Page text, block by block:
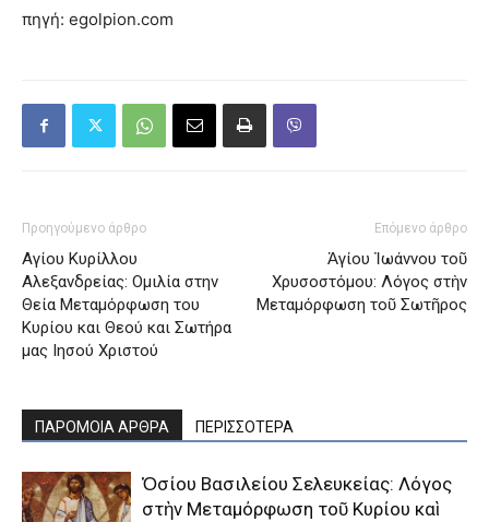
πηγή: egolpion.com
Προηγούμενο άρθρο
Αγίου Κυρίλλου
Αλεξανδρείας: Ομιλία στην
Θεία Μεταμόρφωση του
Κυρίου και Θεού και Σωτήρα
μας Ιησού Χριστού
Επόμενο άρθρο
Ἁγίου Ἰωάννου τοῦ
Χρυσοστόμου: Λόγος στὴν
Μεταμόρφωση τοῦ Σωτῆρος
ΠΑΡΟΜΟΙΑ ΑΡΘΡΑ ΠΕΡΙΣΣΟΤΕΡΑ
Ὁσίου Βασιλείου Σελευκείας: Λόγος
στὴν Μεταμόρφωση τοῦ Κυρίου καὶ